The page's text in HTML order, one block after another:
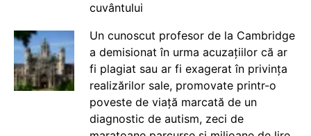
cuvântului
Un cunoscut profesor de la Cambridge
a demisionat în urma acuzațiilor că ar
fi plagiat sau ar fi exagerat în privința
realizărilor sale, promovate printr-o
poveste de viață marcată de un
diagnostic de autism, zeci de